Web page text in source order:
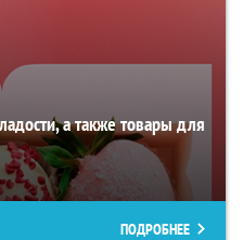
а также товары для
ПОДРОБНЕЕ